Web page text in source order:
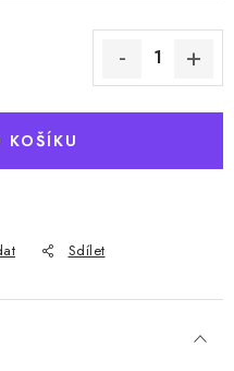
KOŠÍKU
Sdílet